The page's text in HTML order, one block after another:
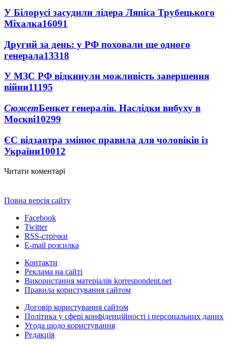
У Білорусі засудили лідера Ляпіса Трубецького
Міхалка16091
Другий за день: у РФ поховали ще одного
генерала13318
У МЗС РФ відкинули можливість завершення
війни11195
СюжетБенкет генералів. Наслідки вибуху в
Москві10299
ЄС відзавтра змінює правила для чоловіків із
України10012
Читати коментарі
Повна версія сайту
Facebook
Twitter
RSS-стрічки
E-mail розсилка
Контакти
Реклама на сайті
Використання матеріалів korrespondent.net
Правила користування сайтом
Договір користування сайтом
Політика у сфері конфіденційності і персональних даних
Угода щодо користування
Редакція